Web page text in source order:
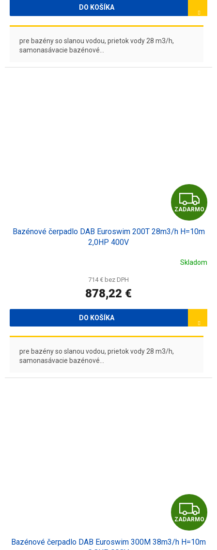
O
DO KOŠÍKA
pre bazény so slanou vodou, prietok vody 28 m3/h,
samonasávacie bazénové...
Z
A
D
A
O
ZADARMO
Bazénové čerpadlo DAB Euroswim 200T 28m3/h H=10m
2,0HP 400V
Skladom
714 € bez DPH
878,22 €
DO KOŠÍKA
pre bazény so slanou vodou, prietok vody 28 m3/h,
samonasávacie bazénové...
Z
A
ZADARMO
Bazénové čerpadlo DAB Euroswim 300M 38m3/h H=10m